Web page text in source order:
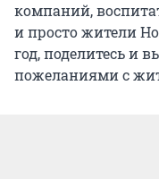
компаний,
и просто жители
год, поделитесь и
пожеланиями с